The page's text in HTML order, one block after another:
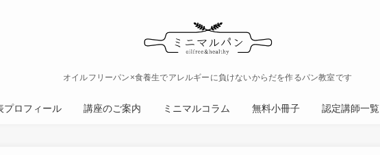
オイルフリーパン×食養生でアレルギーに負けないからだを作るパン教室です
プロフィール 講座のご案内 ミニマルコラム 無料小冊子 認定講師一覧